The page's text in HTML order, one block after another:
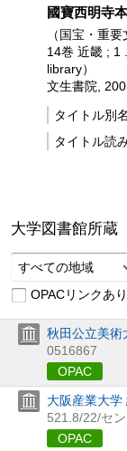
國寶西明寺
（国宝・重
14巻 近畿 ; 1
library）
文生書院,
タイトル別名
タイトル読
大学図書館所蔵
すべての地域
OPACリンクあり
秋田公立美術
0516867
OPAC
大阪産業大学
521.8/22/セ
OPAC